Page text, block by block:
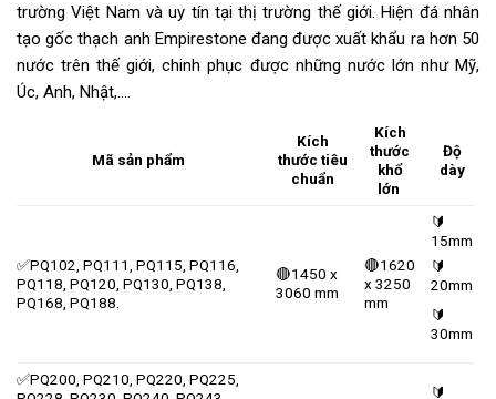
trường Việt Nam và uy tín tại thị trường thế giới. Hiện đá nhân
tạo gốc thạch anh Empirestone đang được xuất khẩu ra hơn 50
nước trên thế giới, chinh phục được những nước lớn như Mỹ,
Úc, Anh, Nhật,….
Mã sản phẩm
Kích
thước tiêu
chuẩn
Kích
thước
khổ
lớn
Độ
dày
✅PQ102, PQ111, PQ115, PQ116,
PQ118, PQ120, PQ130, PQ138,
PQ168, PQ188.
🔴1450 x
3060 mm
🔴1620
x 3250
mm
🔰
15mm
🔰
20mm
🔰
30mm
✅PQ200, PQ210, PQ220, PQ225,
🔰